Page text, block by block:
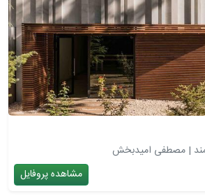
| مصطفی امیدبخش
مشاهده پروفایل